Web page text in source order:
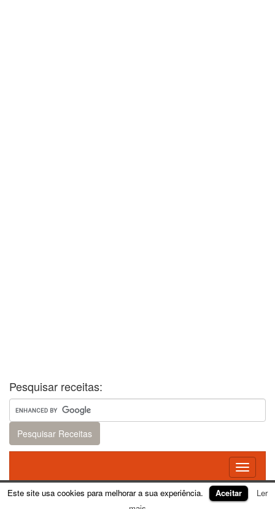
Pesquisar receitas:
Toggle
Este site usa cookies para melhorar a sua experiência. Aceitar
Ler